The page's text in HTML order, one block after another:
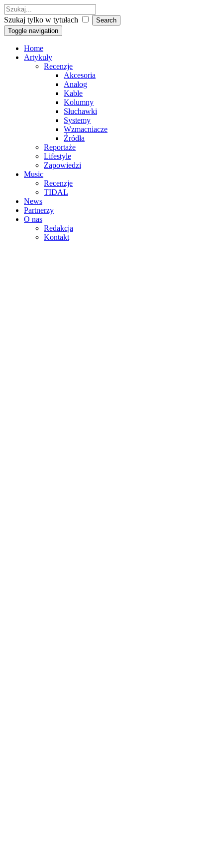
Szukaj tylko w tytułach
Toggle navigation
Home
Artykuły
Recenzje
Akcesoria
Analog
Kable
Kolumny
Słuchawki
Systemy
Wzmacniacze
Źródła
Reportaże
Lifestyle
Zapowiedzi
Music
Recenzje
TIDAL
News
Partnerzy
O nas
Redakcja
Kontakt